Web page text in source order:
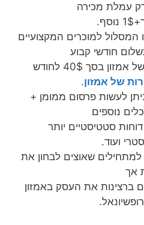
עמלת מכירה
המסלול למוכרים המקצועיים
חודשי קבוע
עבור שימוש בפלטפורמה של אמזון בסך 40$ לחודש
של אמזון.
לעשות פרסום ממומן +
נוספים
סטטיסטיים יותר
ועוד.
למתחילים שאוצים לבחון את
אך
ברצינות את העסק באמזון